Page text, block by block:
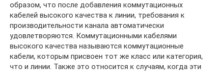
образом, что после добавления коммутационных
кабелей высокого качества к линии, требования к
производительности канала автоматически
удовлетворяются. Коммутационными кабелями
высокого качества называются коммутационные
кабели, которым присвоен тот же класс или категория,
что и линии. Также это относится к случаям, когда эти